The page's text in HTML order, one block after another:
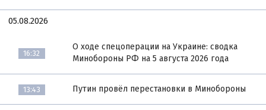
05.08.2026
16:32
О ходе спецоперации на Украине: сводка
Минобороны РФ на 5 августа 2026 года
13:43 Путин провёл перестановки в Минобороны